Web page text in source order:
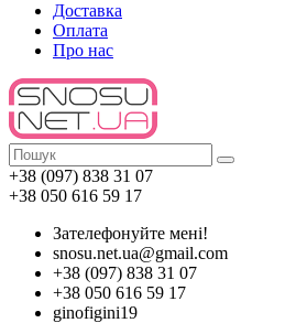
Доставка
Оплата
Про нас
+38 (097) 838 31 07
+38 050 616 59 17
Зателефонуйте мені!
snosu.net.ua@gmail.com
+38 (097) 838 31 07
+38 050 616 59 17
ginofigini19